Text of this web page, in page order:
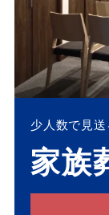
少人数で見送
家族